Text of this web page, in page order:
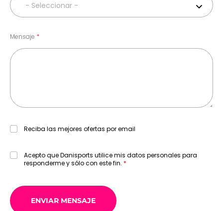
- Seleccionar -
Mensaje
Reciba las mejores ofertas por email
Acepto que Danisports utilice mis datos personales para
responderme y sólo con este fin.